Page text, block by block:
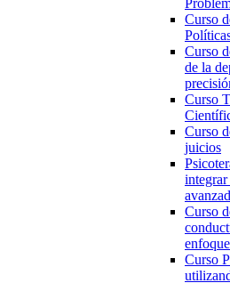
Curso
Curso
de la
Curso
Curso
juicios
Curso
Curso